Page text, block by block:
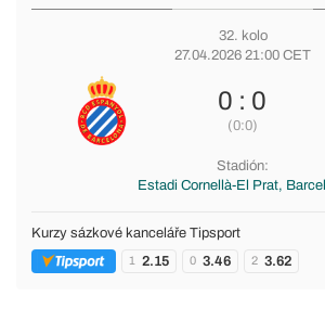
32. kolo
27.04.2026 21:00 CET
0 : 0
(0:0)
Stadión:
Estadi Cornellà-El Prat,
Kurzy sázkové kanceláře Tipsport
1 2.15 0 3.46 2 3.62